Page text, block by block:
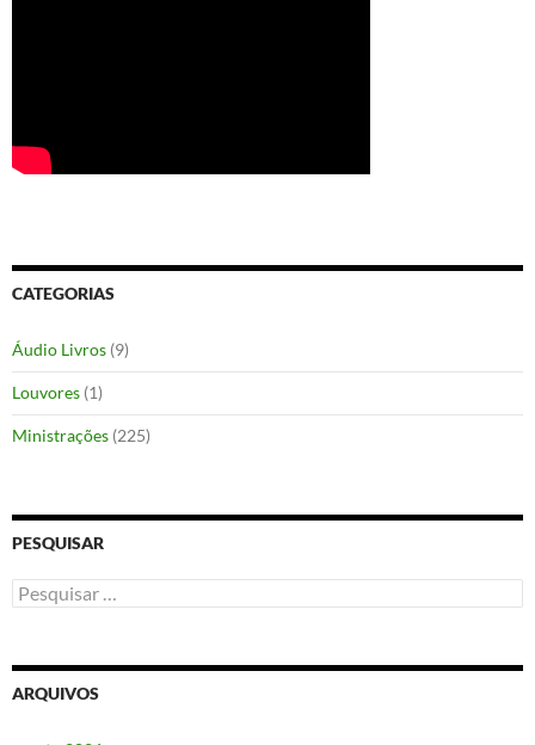
CATEGORIAS
Áudio Livros (9)
Louvores (1)
Ministrações (225)
PESQUISAR
Pesquisar
por:
ARQUIVOS